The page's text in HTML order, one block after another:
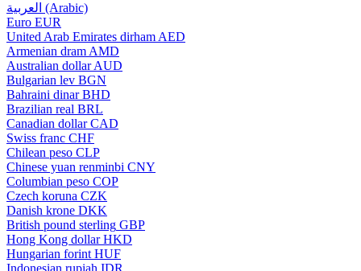
العربية (Arabic)
Euro EUR
United Arab Emirates dirham AED
Armenian dram AMD
Australian dollar AUD
Bulgarian lev BGN
Bahraini dinar BHD
Brazilian real BRL
Canadian dollar CAD
Swiss franc CHF
Chilean peso CLP
Chinese yuan renminbi CNY
Columbian peso COP
Czech koruna CZK
Danish krone DKK
British pound sterling GBP
Hong Kong dollar HKD
Hungarian forint HUF